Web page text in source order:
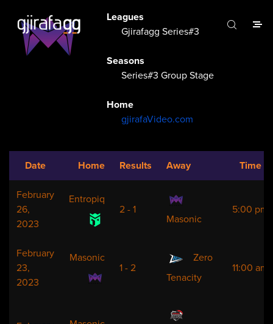
Leagues
Gjirafagg Series#3
Seasons
Series#3 Group Stage
Home
gjirafaVideo.com
Date Home Results Away Time
February
26,
2023
Entropiq
2 - 1
Masonic
5:00 pm
February
23,
2023
Masonic
1 - 2
Zero
Tenacity
11:00 am